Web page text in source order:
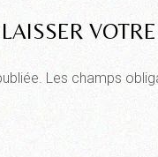
Les champs